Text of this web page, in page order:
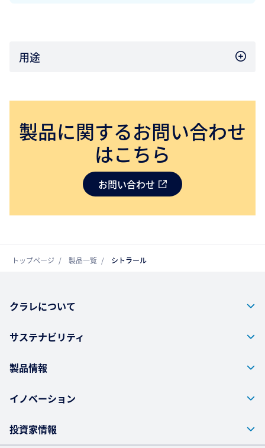
用途
製品に関するお問い合わせ
はこちら
お問い合わせ
トップページ 製品一覧 シトラール
クラレについて
サステナビリティ
製品情報
イノベーション
投資家情報